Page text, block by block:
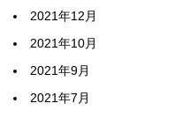
2021年12月
2021年10月
2021年9月
2021年7月